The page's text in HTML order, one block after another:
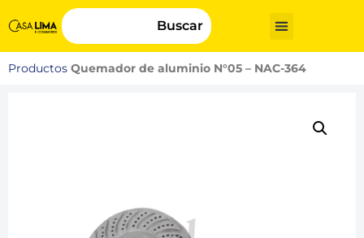
Buscar
Productos Quemador de aluminio N°05 – NAC-364